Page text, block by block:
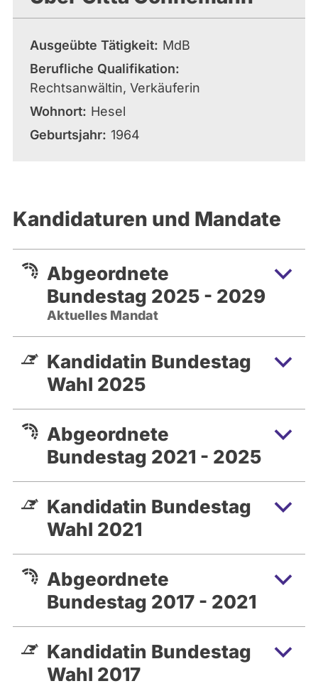
Ausgeübte Tätigkeit
MdB
Berufliche Qualifikation
Rechtsanwältin, Verkäuferin
Wohnort
Hesel
Geburtsjahr 1964
Kandidaturen und Mandate
Abgeordnete
Bundestag 2025 - 2029
Aktuelles Mandat
Kandidatin Bundestag
Wahl 2025
Abgeordnete
Bundestag 2021 - 2025
Kandidatin Bundestag
Wahl 2021
Abgeordnete
Bundestag 2017 - 2021
Kandidatin Bundestag
Wahl 2017